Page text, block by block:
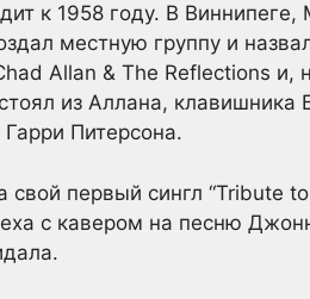
к 1958 году. В
местную группу и
Allan & The Reflections
из Аллана,
Питерсона.
свой первый сингл “Tribute
с кавером на песню